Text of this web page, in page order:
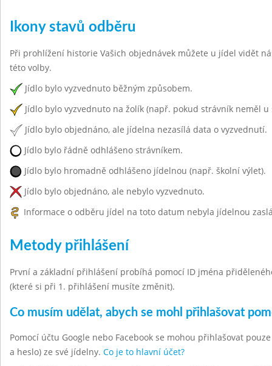
Ikony stavů odběru
Při prohlížení historie Vašich objednávek můžete u jídel vidět
této volby.
Jídlo bylo vyzvednuto běžným způsobem.
Jídlo bylo vyzvednuto na žolík (např. pokud strávník neměl u
Jídlo bylo objednáno, ale jídelna nezasílá data o vyzvednutí.
Jídlo bylo řádně odhlášeno strávníkem.
Jídlo bylo hromadně odhlášeno jídelnou (např. školní výlet).
Jídlo bylo objednáno, ale nebylo vyzvednuto.
Informace o odběru jídel na toto datum nebyla jídelnou
Metody přihlášení
První a základní přihlášení probíhá pomocí ID jména
(které si při 1. přihlášení musíte změnit).
Co musím udělat, abych se mohl přihlašovat
Pomocí účtu Google nebo Facebook se mohou přihlašovat
a heslo) ze své jídelny. Co je to hlavní účet?